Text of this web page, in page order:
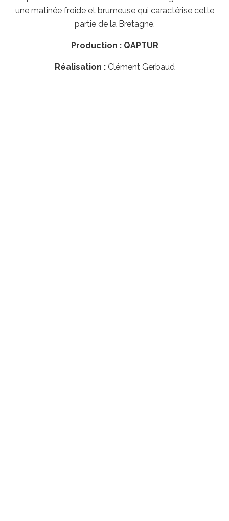
une matinée froide et brumeuse qui caractérise cette
partie de la Bretagne.
Production : QAPTUR
Réalisation : Clément Gerbaud